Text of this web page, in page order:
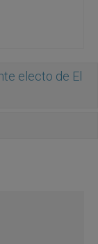
electo de El